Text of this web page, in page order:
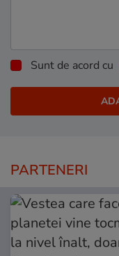
Sunt de acord cu
PARTENERI